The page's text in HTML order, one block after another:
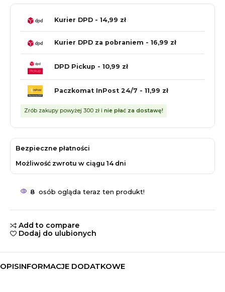
Kurier DPD - 14,99 zł
Kurier DPD za pobraniem - 16,99 zł
DPD Pickup - 10,99 zł
Paczkomat InPost 24/7 - 11,99 zł
Zrób zakupy powyżej 300 zł i nie płać za dostawę!
Bezpieczne płatności
Możliwość zwrotu w ciągu 14 dni
8 osób ogląda teraz ten produkt!
Add to compare
Dodaj do ulubionych
OPISINFORMACJE DODATKOWE